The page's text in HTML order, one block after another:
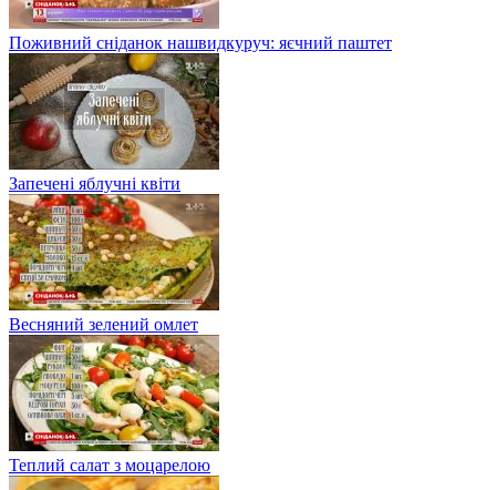
Поживний сніданок нашвидкуруч: яєчний паштет
Запечені яблучні квіти
Весняний зелений омлет
Теплий салат з моцарелою